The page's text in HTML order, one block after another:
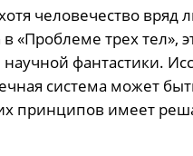
человечество вряд
в «Проблеме трех
научной фантастики.
система может
принципов имеет